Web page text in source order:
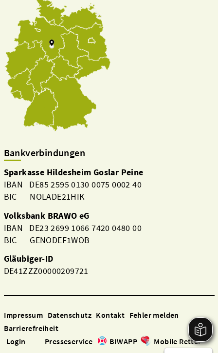
Bankverbindungen
Sparkasse Hildesheim Goslar Peine
IBAN DE85 2595 0130 0075 0002 40
BIC NOLADE21HIK
Volksbank BRAWO eG
IBAN DE23 2699 1066 7420 0480 00
BIC GENODEF1WOB
Gläubiger-ID
DE41ZZZ00000209721
Impressum Datenschutz Kontakt Fehler melden
Barrierefreiheit
Login
Presseservice BIWAPP Mobile Retter